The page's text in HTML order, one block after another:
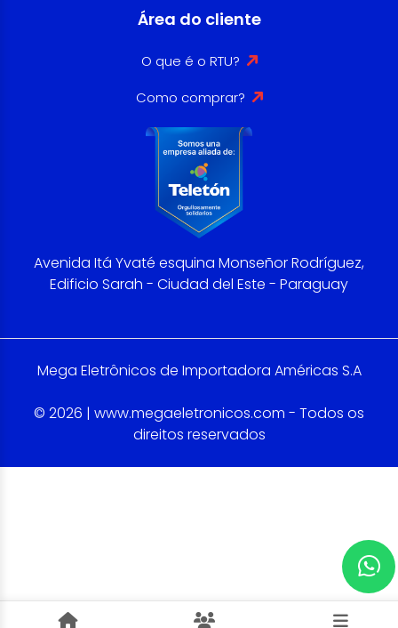
Área do cliente
O que é o RTU?
Como comprar?
Avenida Itá Yvaté esquina Monseñor Rodríguez,
Edificio Sarah - Ciudad del Este - Paraguay
Mega Eletrônicos de Importadora Américas S.A
© 2026 | www.megaeletronicos.com - Todos os
direitos reservados